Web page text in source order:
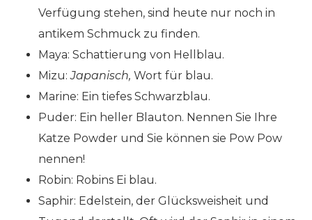
Verfügung stehen, sind heute nur noch in
antikem Schmuck zu finden.
Maya: Schattierung von Hellblau.
Mizu:Japanisch, Wort für blau.
Marine: Ein tiefes Schwarzblau.
Puder: Ein heller Blauton. Nennen Sie Ihre
Katze Powder und Sie können sie Pow Pow
nennen!
Robin: Robins Ei blau.
Saphir: Edelstein, der Glücksweisheit und